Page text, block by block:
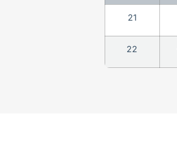
21
22